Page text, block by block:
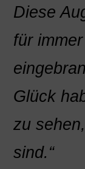
Diese
für
Glück
zu
sind.“